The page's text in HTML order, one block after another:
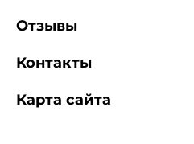
Отзывы
Контакты
Карта сайта